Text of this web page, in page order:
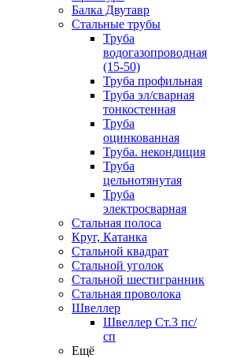
Балка Двутавр
Стальные трубы
Труба
водогазопроводная
(15-50)
Труба профильная
Труба эл/сварная
тонкостенная
Труба
оцинкованная
Труба. некондиция
Труба
цельнотянутая
Труба
электросварная
Стальная полоса
Круг, Катанка
Стальной квадрат
Стальной уголок
Стальной шестигранник
Стальная проволока
Швеллер
Швеллер Ст.3 пс/
сп
Ещё